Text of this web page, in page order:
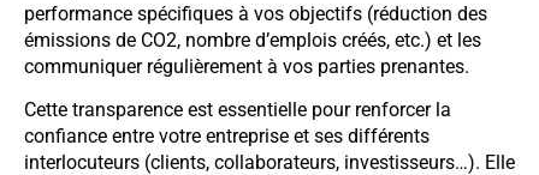
performance spécifiques à vos objectifs (réduction des
émissions de CO2, nombre d’emplois créés, etc.) et les
communiquer régulièrement à vos parties prenantes.
Cette transparence est essentielle pour renforcer la
confiance entre votre entreprise et ses différents
interlocuteurs (clients, collaborateurs, investisseurs…). Elle